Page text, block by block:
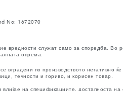
No: 1672070
вредности служат само за споредба.
опрема.
по производството негативно
течности и гориво, и корисен товар.
на спецификациите, достапноста